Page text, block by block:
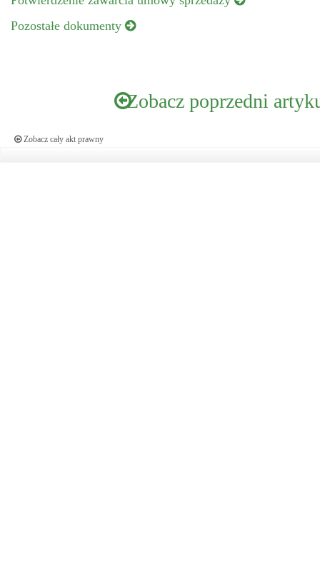
Pozostałe dokumenty
Zobacz poprzedni
Zobacz cały akt prawny